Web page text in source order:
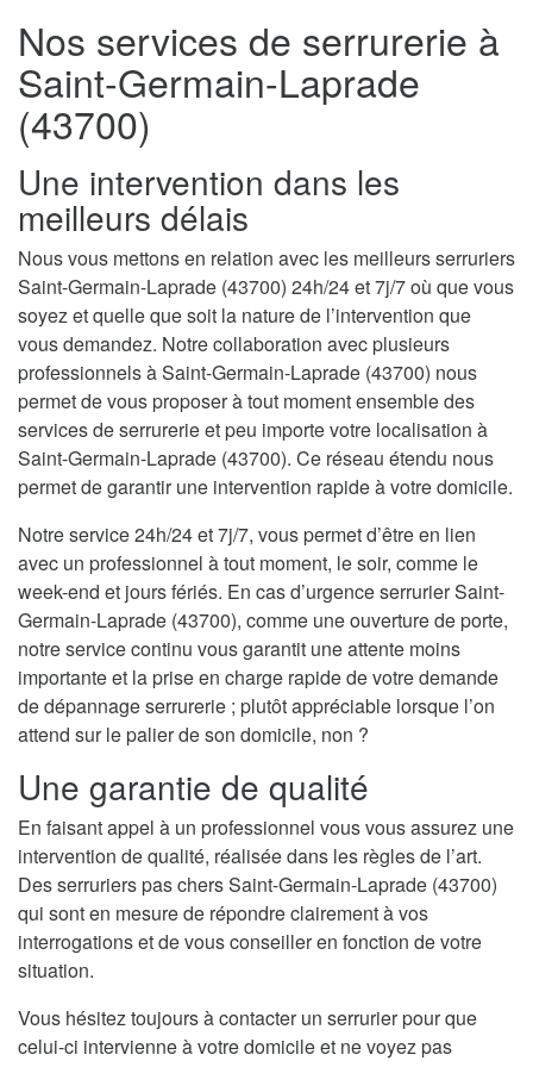
Nos services de serrurerie à
Saint-Germain-Laprade
(43700)
Une intervention dans les
meilleurs délais
Nous vous mettons en relation avec les meilleurs serruriers
Saint-Germain-Laprade (43700) 24h/24 et 7j/7 où que vous
soyez et quelle que soit la nature de l’intervention que
vous demandez. Notre collaboration avec plusieurs
professionnels à Saint-Germain-Laprade (43700) nous
permet de vous proposer à tout moment ensemble des
services de serrurerie et peu importe votre localisation à
Saint-Germain-Laprade (43700). Ce réseau étendu nous
permet de garantir une intervention rapide à votre domicile.
Notre service 24h/24 et 7j/7, vous permet d’être en lien
avec un professionnel à tout moment, le soir, comme le
week-end et jours fériés. En cas d’urgence serrurier Saint-
Germain-Laprade (43700), comme une ouverture de porte,
notre service continu vous garantit une attente moins
importante et la prise en charge rapide de votre demande
de dépannage serrurerie ; plutôt appréciable lorsque l’on
attend sur le palier de son domicile, non ?
Une garantie de qualité
En faisant appel à un professionnel vous vous assurez une
intervention de qualité, réalisée dans les règles de l’art.
Des serruriers pas chers Saint-Germain-Laprade (43700)
qui sont en mesure de répondre clairement à vos
interrogations et de vous conseiller en fonction de votre
situation.
Vous hésitez toujours à contacter un serrurier pour que
celui-ci intervienne à votre domicile et ne voyez pas